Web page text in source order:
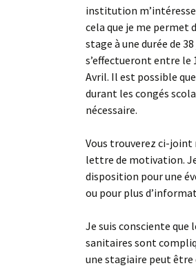
institution m’intéresse
cela que je me permet
stage à une durée de
s’effectueront entre le
Avril. Il est possible
durant les congés
nécessaire.
Vous trouverez ci-joint
lettre de motivation.
disposition pour une
ou pour plus
Je suis consciente que
sanitaires sont
une stagiaire peut être